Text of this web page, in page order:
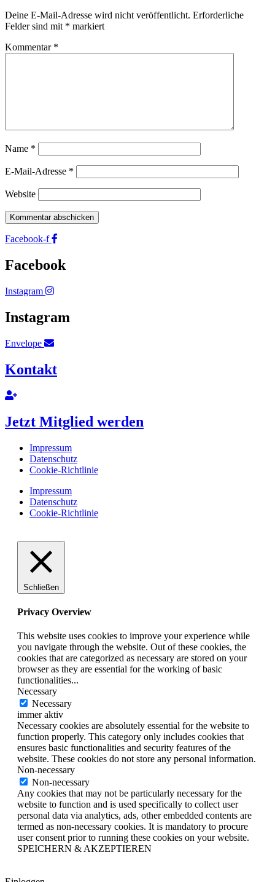
Deine E-Mail-Adresse wird nicht veröffentlicht. Erforderliche
Felder sind mit * markiert
Kommentar *
Name *
E-Mail-Adresse *
Website
Facebook-f
Facebook
Instagram
Instagram
Envelope
Kontakt
Jetzt Mitglied werden
Impressum
Datenschutz
Cookie-Richtlinie
Impressum
Datenschutz
Cookie-Richtlinie
Schließen
Privacy Overview
This website uses cookies to improve your experience while
you navigate through the website. Out of these cookies, the
cookies that are categorized as necessary are stored on your
browser as they are essential for the working of basic
functionalities...
Necessary
Necessary
immer aktiv
Necessary cookies are absolutely essential for the website to
function properly. This category only includes cookies that
ensures basic functionalities and security features of the
website. These cookies do not store any personal information.
Non-necessary
Non-necessary
Any cookies that may not be particularly necessary for the
website to function and is used specifically to collect user
personal data via analytics, ads, other embedded contents are
termed as non-necessary cookies. It is mandatory to procure
user consent prior to running these cookies on your website.
SPEICHERN & AKZEPTIEREN